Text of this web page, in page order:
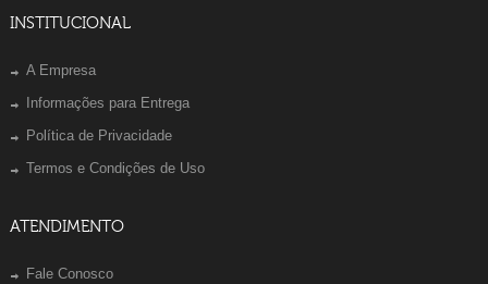
INSTITUCIONAL
A Empresa
Informações para Entrega
Política de Privacidade
Termos e Condições de Uso
ATENDIMENTO
Fale Conosco